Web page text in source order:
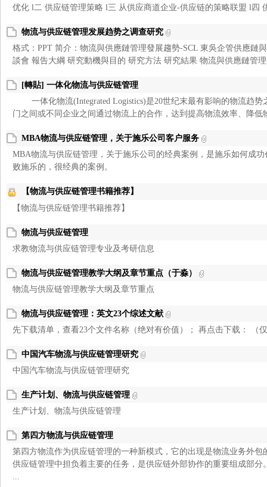
优化 l二 供应链管理策略 l三 从供应商道企业-供应链的策略联盟 l四
物流与供应链管理发展趋势之调查研究
格式：PPT 简介：物流與供應鏈管理發展趨勢-SCL 東吳企管供應鏈
談會 報告大綱 研究動機與目的 研究方法 研究結果 物流與供應鏈管
[轉貼] 一体化物流与供应链管理
一体化物流(Integrated Logistics)是20世纪末最有影响的物流趋势
门之间或不同企业之间通过物流上的合作，达到提高物流效率、降
MBA物流与供应链管理，关于施乐公司客户服务
MBA物流与供应链管理，关于施乐公司的经典案例，是施乐如何成
败施乐的，很经典的案例。
【物流与供应链管理书籍推荐】
【物流与供应链管理书籍推荐】
物流与供应链管理
求教物流与供应链管理专业及考研信息
物流与供应链管理教学大纲及章节重点（于淼）
物流与供应链管理教学大纲及章节重点
物流与供应链管理：英文23个综述文献
先下载清单，查看23个文件名称（绝对有价值）； 再点击下载： （
中国汽车物流与供应链管理研究
中国汽车物流与供应链管理研究
生产计划、物流与供应链管理
生产计划、物流与供应链管理
第四方物流与供应链管理
第四方物流作为供应链管理的一种新模式，它的出现是物流业务外
供应链管理中担负着主要的任务，是供应链外部协作的重要组成部
...